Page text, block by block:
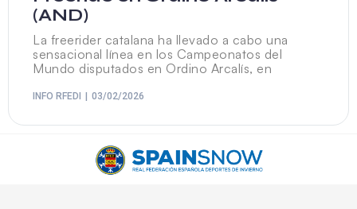
(AND)
La freerider catalana ha llevado a cabo una
sensacional línea en los Campeonatos del
Mundo disputados en Ordino Arcalís, en
INFO RFEDI 03/02/2026